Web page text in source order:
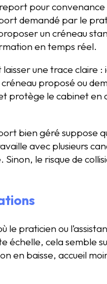
pour convenance
demandé par le
un créneau
en temps réel.
une trace claire :
proposé ou
protège le cabinet en
bien géré suppose
avec plusieurs
le risque de
praticien ou
échelle, cela semble
en baisse, accueil